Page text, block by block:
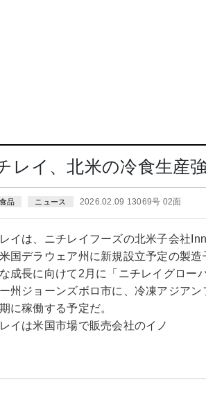
レイ、北米の冷食生産
品 ニュース 2026.02.09 13069号 02面
イは、ニチレイフーズの北米子会社
国デラウェア州に新規設立予定の製
成長に向けて2月に「ニチレイグロー
州ジョーンズボロ市に、冷凍アジア
に稼働する予定だ。
イは米国市場で販売会社のイノ